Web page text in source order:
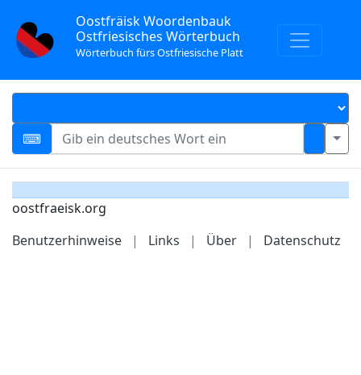
Oostfräisk Woordenbauk
Ostfriesisches Wörterbuch
Wörterbuch fürs Ostfriesische Platt
oostfraeisk.org
Benutzerhinweise
| Links | Über | Datenschutz